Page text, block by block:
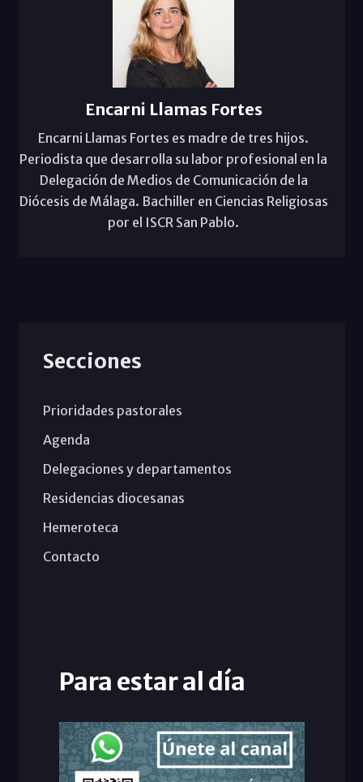
Encarni Llamas Fortes
Encarni Llamas Fortes es madre de tres hijos.
Periodista que desarrolla su labor profesional en la
Delegación de Medios de Comunicación de la
Diócesis de Málaga. Bachiller en Ciencias Religiosas
por el ISCR San Pablo.
Secciones
Prioridades pastorales
Agenda
Delegaciones y departamentos
Residencias diocesanas
Hemeroteca
Contacto
Para estar al día